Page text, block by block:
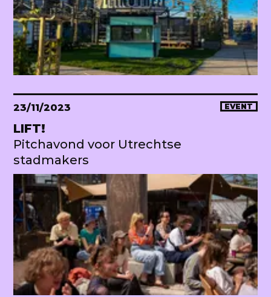
23/11/2023 EVENT
LIFT!
Pitchavond voor Utrechtse
stadmakers